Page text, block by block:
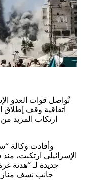
اتفاقية وقف إطلاق
ارتكاب المزيد
وأفادت وكالة
جديدة لـ “هدنة
جانب نسف